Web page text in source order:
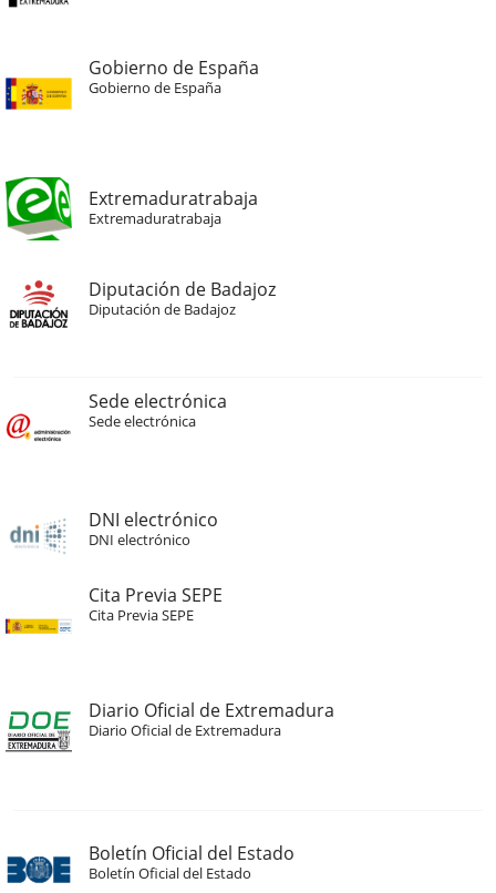
Gobierno de España
Gobierno de España
Extremaduratrabaja
Extremaduratrabaja
Diputación de Badajoz
Diputación de Badajoz
Sede electrónica
Sede electrónica
DNI electrónico
DNI electrónico
Cita Previa SEPE
Cita Previa SEPE
Diario Oficial de Extremadura
Diario Oficial de Extremadura
Boletín Oficial del Estado
Boletín Oficial del Estado